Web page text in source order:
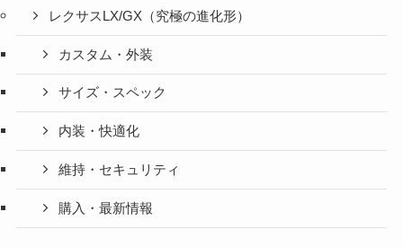
レクサスLX/GX（究極の進化形）
カスタム・外装
サイズ・スペック
内装・快適化
維持・セキュリティ
購入・最新情報